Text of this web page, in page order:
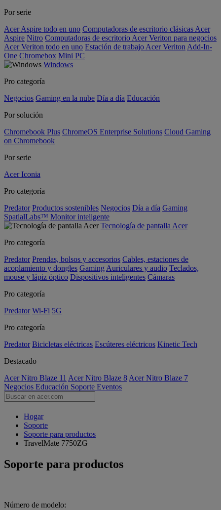
Por serie
Acer Aspire todo en uno Computadoras de escritorio clásicas Acer
Aspire Nitro Computadoras de escritorio Acer Veriton para negocios
Acer Veriton todo en uno Estación de trabajo Acer Veriton Add-In-
One Chromebox Mini PC
Windows
Pro categoría
Negocios Gaming en la nube Día a día Educación
Por solución
Chromebook Plus ChromeOS Enterprise Solutions Cloud Gaming
on Chromebook
Por serie
Acer Iconia
Pro categoría
Predator Productos sostenibles Negocios Día a día Gaming
SpatialLabs™ Monitor inteligente
Tecnología de pantalla Acer
Pro categoría
Predator Prendas, bolsos y accesorios Cables, estaciones de
acoplamiento y dongles Gaming Auriculares y audio Teclados,
mouse y lápiz óptico Dispositivos inteligentes Cámaras
Pro categoría
Predator Wi-Fi 5G
Pro categoría
Predator Bicicletas eléctricas Escúteres eléctricos Kinetic Tech
Destacado
Acer Nitro Blaze 11 Acer Nitro Blaze 8 Acer Nitro Blaze 7
Negocios Educación Soporte Eventos
Hogar
Soporte
Soporte para productos
TravelMate 7750ZG
Soporte para productos
Número de modelo: